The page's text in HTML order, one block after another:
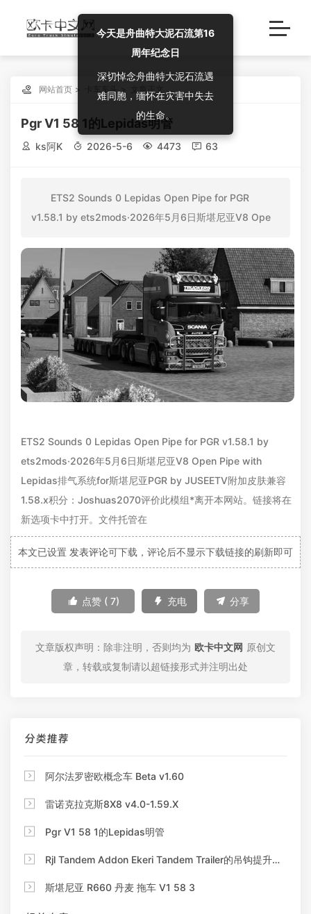
 网站首页 卡车车头 文章正文
Pgr V1 58 1的Lepidas明管
 ks阿K  2026-5-6  4473  63
ETS2 Sounds 0 Lepidas Open Pipe for PGR
v1.58.1 by ets2mods·2026年5月6日斯堪尼亚V8 Ope
ETS2 Sounds 0 Lepidas Open Pipe for PGR v1.58.1 by
ets2mods·2026年5月6日斯堪尼亚V8 Open Pipe with
Lepidas排气系统for斯堪尼亚PGR by JUSEETV附加皮肤兼容
1.58.x积分：Joshuas2070评价此模组*离开本网站。链接将在
新选项卡中打开。文件托管在
本文已设置 发表评论可下载，评论后不显示下载链接的刷新即可
 点赞 (7)  充电  分享
文章版权声明：除非注明，否则均为 欧卡中文网 原创文
章，转载或复制请以超链接形式并注明出处
分类推荐
 阿尔法罗密欧概念车 Beta v1.60
 雷诺克拉克斯8X8 v4.0-1.59.X
 Pgr V1 58 1的Lepidas明管
 Rjl Tandem Addon Ekeri Tandem Trailer的吊钩提升附加装置
 斯堪尼亚 R660 丹麦 拖车 V1 58 3
今天是舟曲特大泥石流第16
周年纪念日
深切悼念舟曲特大泥石流遇
难同胞，缅怀在灾害中失去
的生命。